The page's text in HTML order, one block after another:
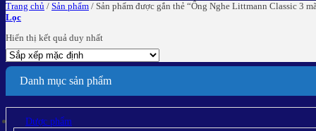
Trang chủ / Sản phẩm / Sản phẩm được gắn thẻ “Ống Nghe Littmann Classic 3
Lọc
Hiển thị kết quả duy nhất
Danh mục sản phẩm
Dược phẩm